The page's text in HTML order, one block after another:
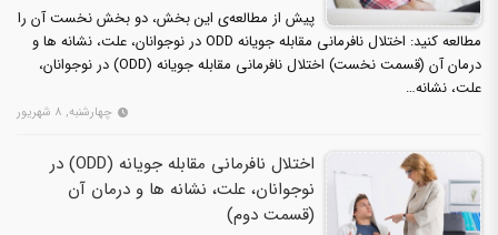
پیش از مطالعه‌ی این بخش، دو بخش نخست آن را
مطالعه کنید: اختلال نافرمانی مقابله جویانه ODD در نوجوانان، علت، نشانه ها و
درمان آن (قسمت نخست) اختلال نافرمانی مقابله جویانه (ODD) در نوجوانان،
علت، نشانه…
چهارشنبه, ۸ شهریور
اختلال نافرمانی مقابله جویانه (ODD) در
نوجوانان، علت، نشانه ‌‌ها و درمان آن
(قسمت دوم)